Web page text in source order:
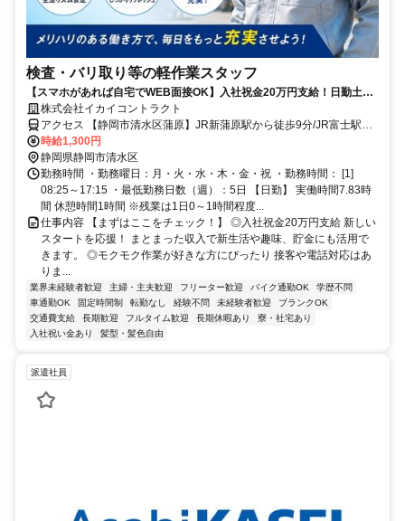
検査・バリ取り等の軽作業スタッフ
【スマホがあれば自宅でWEB面接OK】入社祝金20万円支給！日勤土日
休み×モクモク作業で月収22万円以上可！未経験から始める人気の軽作
業★20～40代男女多数活躍中！
株式会社イカイコントラクト
アクセス 【静岡市清水区蒲原】JR新蒲原駅から徒歩9分/JR富士駅か
ら車で16分/JR興津駅から車で15分
時給1,300円
静岡県静岡市清水区
勤務時間 ・勤務曜日：月・火・水・木・金・祝 ・勤務時間： [1]
08:25～17:15 ・最低勤務日数（週）：5日 【日勤】 実働時間7.83時
間 休憩時間1時間 ※残業は1日0～1時間程度...
仕事内容 【まずはここをチェック！】 ◎入社祝金20万円支給 新しい
スタートを応援！ まとまった収入で新生活や趣味、貯金にも活用で
きます。 ◎モクモク作業が好きな方にぴったり 接客や電話対応はあ
りま...
業界未経験者歓迎 主婦・主夫歓迎 フリーター歓迎 バイク通勤OK
学歴不問
車通勤OK
固定時間制 転勤なし 経験不問 未経験者歓迎
ブランクOK
交通費支給
長期歓迎 フルタイム歓迎 長期休暇あり
寮・社宅あり
入社祝い金あり
髪型・髪色自由
派遣社員